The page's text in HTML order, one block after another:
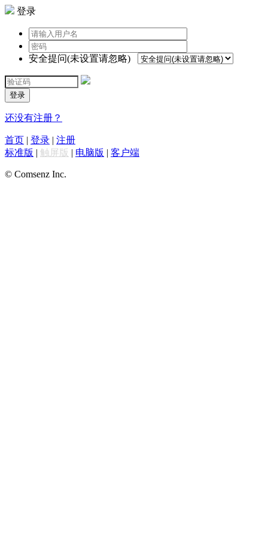
登录
安全提问(未设置请忽略)
登录
还没有注册？
首页 | 登录 | 注册
标准版 | 触屏版 | 电脑版 | 客户端
© Comsenz Inc.